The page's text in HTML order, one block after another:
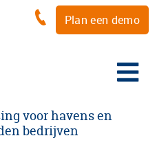
Plan een demo
voor havens en
bedrijven